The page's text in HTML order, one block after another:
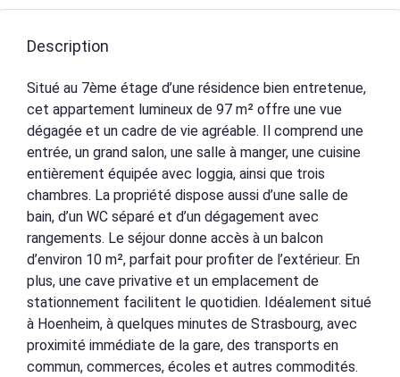
Description
Situé au 7ème étage d’une résidence bien entretenue,
cet appartement lumineux de 97 m² offre une vue
dégagée et un cadre de vie agréable. Il comprend une
entrée, un grand salon, une salle à manger, une cuisine
entièrement équipée avec loggia, ainsi que trois
chambres. La propriété dispose aussi d’une salle de
bain, d’un WC séparé et d’un dégagement avec
rangements. Le séjour donne accès à un balcon
d’environ 10 m², parfait pour profiter de l’extérieur. En
plus, une cave privative et un emplacement de
stationnement facilitent le quotidien. Idéalement situé
à Hoenheim, à quelques minutes de Strasbourg, avec
proximité immédiate de la gare, des transports en
commun, commerces, écoles et autres commodités.